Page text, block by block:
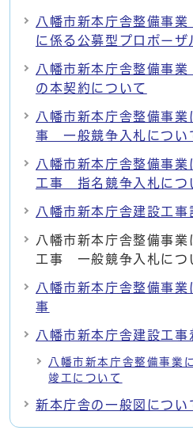
八幡市新本庁舎整備事
に係る公募型プロポーザ
八幡市新本庁舎整備事
の本契約について
八幡市新本庁舎整備事業
事 一般競争入札につい
八幡市新本庁舎整備事
工事 指名競争入札につ
八幡市新本庁舎建設工事
八幡市新本庁舎整備事
工事 一般競争入札につ
八幡市新本庁舎整備事
事
八幡市新本庁舎建設工事
八幡市新本庁舎整備事業
竣工について
新本庁舎の一般図につい